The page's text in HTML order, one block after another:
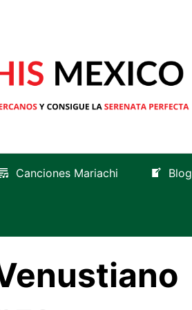
Canciones Mariachi Blog